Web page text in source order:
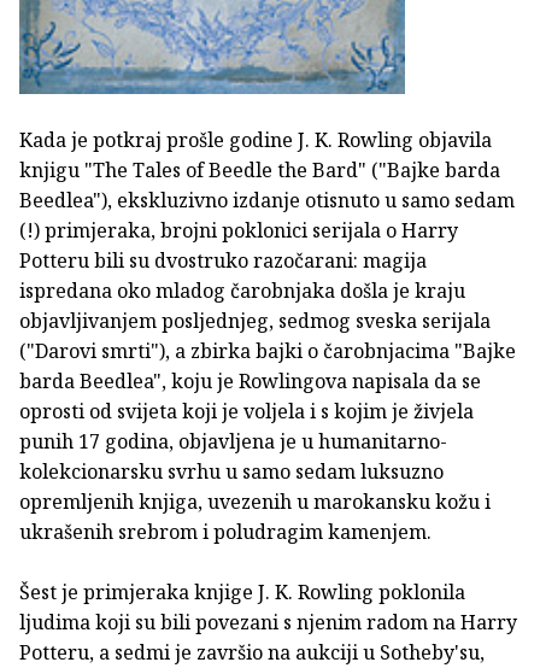
Kada je potkraj prošle godine J. K. Rowling objavila
knjigu "The Tales of Beedle the Bard" ("Bajke barda
Beedlea"), ekskluzivno izdanje otisnuto u samo sedam
(!) primjeraka, brojni poklonici serijala o Harry
Potteru bili su dvostruko razočarani: magija
ispredana oko mladog čarobnjaka došla je kraju
objavljivanjem posljednjeg, sedmog sveska serijala
("Darovi smrti"), a zbirka bajki o čarobnjacima "Bajke
barda Beedlea", koju je Rowlingova napisala da se
oprosti od svijeta koji je voljela i s kojim je živjela
punih 17 godina, objavljena je u humanitarno-
kolekcionarsku svrhu u samo sedam luksuzno
opremljenih knjiga, uvezenih u marokansku kožu i
ukrašenih srebrom i poludragim kamenjem.
Šest je primjeraka knjige J. K. Rowling poklonila
ljudima koji su bili povezani s njenim radom na Harry
Potteru, a sedmi je završio na aukciji u Sotheby'su,